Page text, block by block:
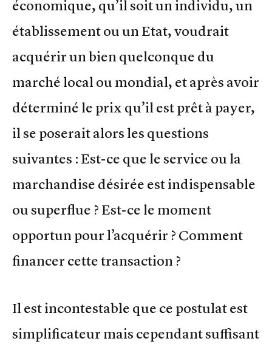
économique, qu’il soit un individu, un
établissement ou un Etat, voudrait
acquérir un bien quelconque du
marché local ou mondial, et après avoir
déterminé le prix qu’il est prêt à payer,
il se poserait alors les questions
suivantes : Est-ce que le service ou la
marchandise désirée est indispensable
ou superflue ? Est-ce le moment
opportun pour l’acquérir ? Comment
financer cette transaction ?
Il est incontestable que ce postulat est
simplificateur mais cependant suffisant